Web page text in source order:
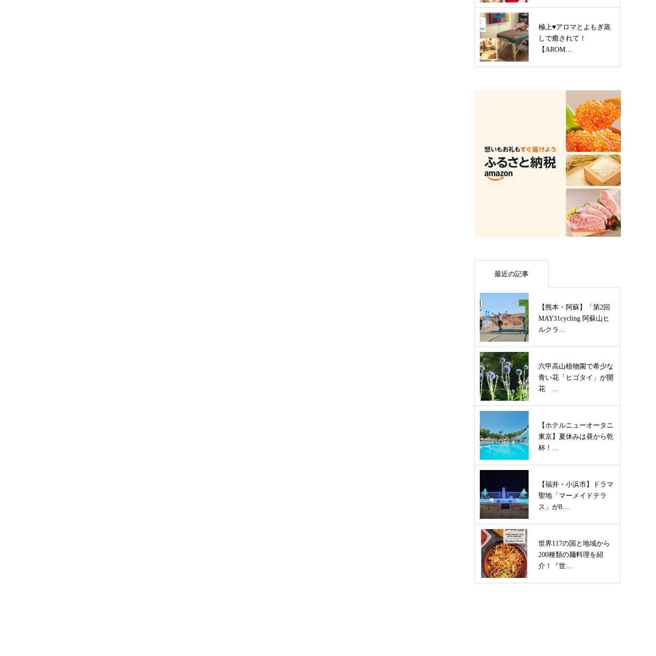
極上♥アロマとよもぎ蒸
しで癒されて！
【AROM…
最近の記事
【熊本・阿蘇】「第2回
MAY31cycling 阿蘇山ヒ
ルクラ…
六甲高山植物園で希少な
青い花「ヒゴタイ」が開
花 …
【ホテルニューオータニ
東京】夏休みは昼から乾
杯！…
【福井・小浜市】ドラマ
聖地「マーメイドテラ
ス」が8…
世界117の国と地域から
200種類の麺料理を紹
介！『世…